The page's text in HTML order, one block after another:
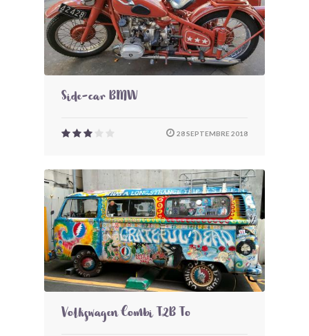
Side-car BMW
28 SEPTEMBRE 2018
Volkswagen Combi T2B To